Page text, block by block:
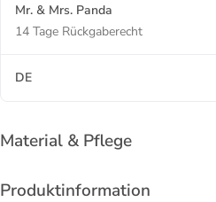
Mr. & Mrs. Panda
14 Tage Rückgaberecht
DE
Material & Pflege
Produktinformation